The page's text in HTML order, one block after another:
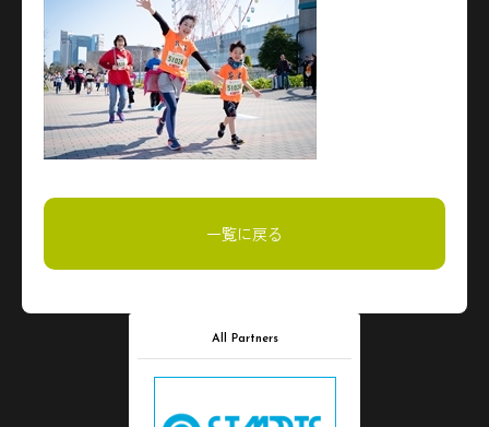
一覧に戻る
All Partners